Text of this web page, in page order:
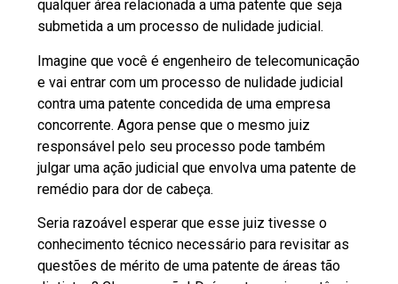
qualquer área relacionada a uma patente que seja
submetida a um processo de nulidade judicial.
Imagine que você é engenheiro de telecomunicação
e vai entrar com um processo de nulidade judicial
contra uma patente concedida de uma empresa
concorrente. Agora pense que o mesmo juiz
responsável pelo seu processo pode também
julgar uma ação judicial que envolva uma patente de
remédio para dor de cabeça.
Seria razoável esperar que esse juiz tivesse o
conhecimento técnico necessário para revisitar as
questões de mérito de uma patente de áreas tão